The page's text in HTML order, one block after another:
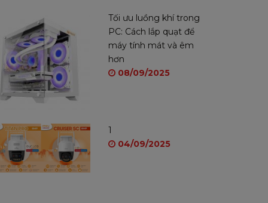
Tối ưu luồng khí trong
PC: Cách lắp quạt để
máy tính mát và êm
hơn
08/09/2025
1
04/09/2025